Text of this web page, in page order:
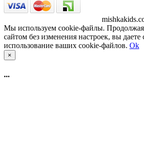
Мы используем cookie-файлы. Продолжая
сайтом без изменения настроек, вы даете
использование ваших cookie-файлов. Ok
×
...